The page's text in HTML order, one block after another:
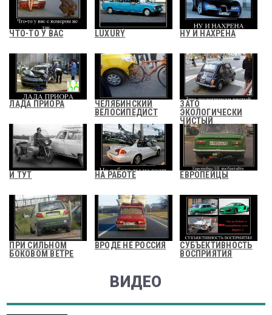
ЧТО-ТО У ВАС LUXURY НУ И НАХРЕНА
ЛАДА ПРИОРА
ЧЕЛЯБИНСКИЙ
ВЕЛОСИПЕДИСТ
ЗАТО
ЭКОЛОГИЧЕСКИ
ЧИСТЫЙ
И ТУТ НА РАБОТЕ ЕВРОПЕЙЦЫ
ПРИ СИЛЬНОМ
БОКОВОМ ВЕТРЕ
ВРОДЕ НЕ РОССИЯ
СУБЪЕКТИВНОСТЬ
ВОСПРИЯТИЯ
ВИДЕО